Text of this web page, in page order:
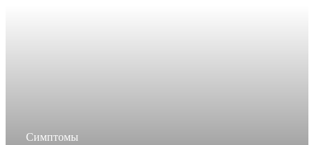
Симптомы